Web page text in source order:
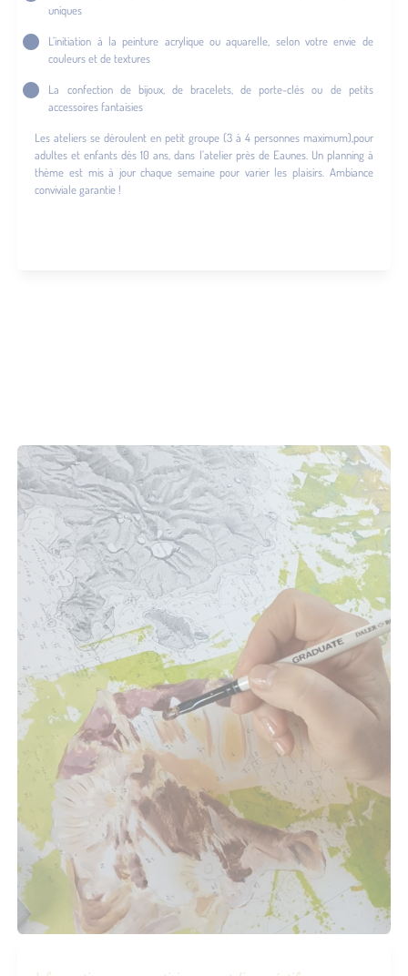
uniques
L’initiation à la peinture acrylique ou aquarelle, selon votre envie de
couleurs et de textures
La confection de bijoux, de bracelets, de porte-clés ou de petits
accessoires fantaisies
Les ateliers se déroulent en petit groupe (3 à 4 personnes maximum),pour
adultes et enfants dès 10 ans, dans l’atelier près de Eaunes. Un planning à
thème est mis à jour chaque semaine pour varier les plaisirs. Ambiance
conviviale garantie !